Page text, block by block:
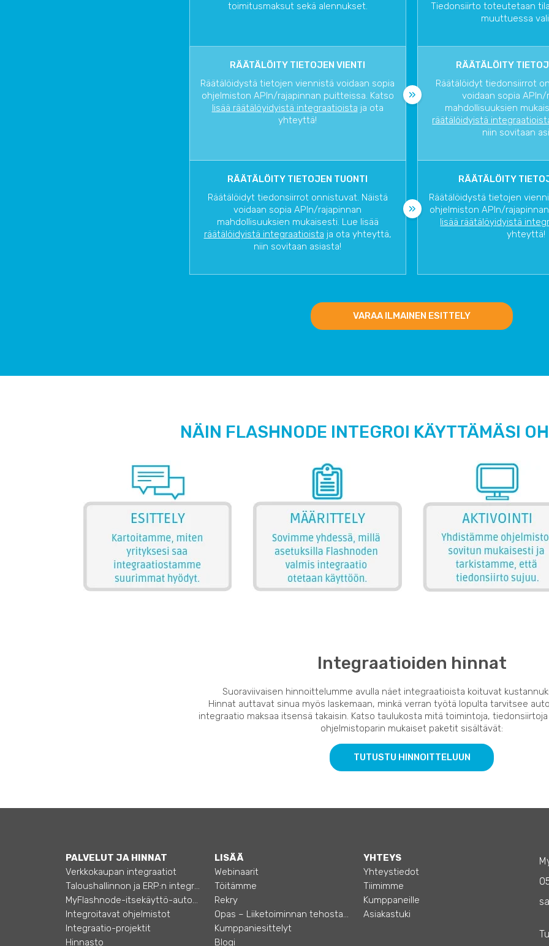
toimitusmaksut sekä alennukset.
Tiedonsiirto toteutetaan
muuttuessa
RÄÄTÄLÖITY TIETOJEN VIENTI
Räätälöidystä tietojen viennistä voidaan sopia
ohjelmiston APIn/rajapinnan puitteissa. Katso
lisää räätälöyidyistä integraatioista ja ota
yhteyttä!
RÄÄTÄLÖITY
Räätälöidyt tiedonsiirrot
voidaan sopia APIn/
mahdollisuuksien
räätälöidyistä
niin sovitaan
RÄÄTÄLÖITY TIETOJEN TUONTI
Räätälöidyt tiedonsiirrot onnistuvat. Näistä
voidaan sopia APIn/rajapinnan
mahdollisuuksien mukaisesti. Lue lisää
räätälöidyistä integraatioista ja ota yhteyttä,
niin sovitaan asiasta!
RÄÄTÄLÖITY
Räätälöidystä tietojen
ohjelmiston APIn/
lisää räätälöyidyistä
yhteyttä!
VARAA ILMAINEN ESITTELY
NÄIN FLASHNODE INTEGROI KÄYTTÄMÄSI
Integraatioiden hinnat
Suoraviivaisen hinnoittelumme avulla näet integraatioista koituvat
Hinnat auttavat sinua myös laskemaan, minkä verran työtä lopulta tarvitsee
integraatio maksaa itsensä takaisin. Katso taulukosta mitä toimintoja,
ohjelmistoparin mukaiset paketit sisältävät:
TUTUSTU HINNOITTELUUN
PALVELUT JA HINNAT
Verkkokaupan integraatiot
Taloushallinnon ja ERP:n integraatiot
MyFlashnode-itsekäyttö-automaatio
Integroitavat ohjelmistot
Integraatio-projektit
Hinnasto
LISÄÄ
Webinaarit
Töitämme
Rekry
Opas – Liiketoiminnan tehostamiseen
Kumppaniesittelyt
Blogi
YHTEYS
Yhteystiedot
Tiimimme
Kumppaneille
Asiakastuki